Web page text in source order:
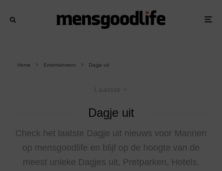
Home Entertainment Dagje uit
Laatste
Dagje uit
Check het laatste Dagje uit nieuws voor Mannen
op mensgoodlife en blijf op de hoogte van de
meest unieke Dagjes uit, Pretparken, Hotels,